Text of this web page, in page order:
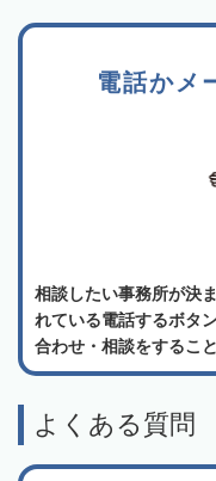
電話かメ
相談したい事務所が決
れている電話するボタ
合わせ・相談をするこ
よくある質問